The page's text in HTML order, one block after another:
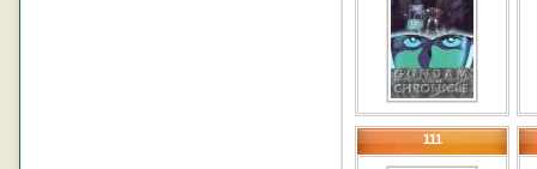
111